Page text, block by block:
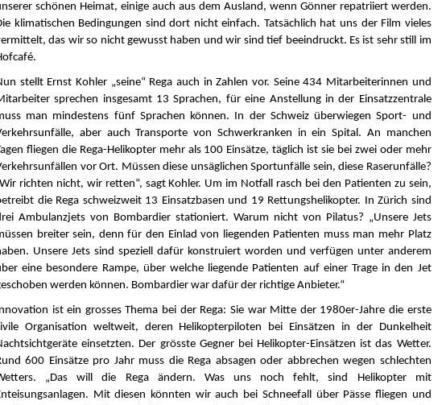
schönen Heimat, einige auch aus dem Ausland, wenn Gönner repatriiert werden.
klimatischen Bedingungen sind dort nicht einfach. Tatsächlich hat uns der Film vieles
das wir so nicht gewusst haben und wir sind tief beeindruckt. Es ist sehr still im
stellt Ernst Kohler „seine“ Rega auch in Zahlen vor. Seine 434 Mitarbeiterinnen und
sprechen insgesamt 13 Sprachen, für eine Anstellung in der Einsatzzentrale
man mindestens fünf Sprachen können. In der Schweiz überwiegen Sport- und
aber auch Transporte von Schwerkranken in ein Spital. An manchen
fliegen die Rega-Helikopter mehr als 100 Einsätze, täglich ist sie bei zwei oder mehr
vor Ort. Müssen diese unsäglichen Sportunfälle sein, diese Raserunfälle?
richten nicht, wir retten“, sagt Kohler. Um im Notfall rasch bei den Patienten zu sein,
die Rega schweizweit 13 Einsatzbasen und 19 Rettungshelikopter. In Zürich sind
Ambulanzjets von Bombardier stationiert. Warum nicht von Pilatus? „Unsere Jets
breiter sein, denn für den Einlad von liegenden Patienten muss man mehr Platz
Unsere Jets sind speziell dafür konstruiert worden und verfügen unter anderem
eine besondere Rampe, über welche liegende Patienten auf einer Trage in den Jet
werden können. Bombardier war dafür der richtige Anbieter.“
ist ein grosses Thema bei der Rega: Sie war Mitte der 1980er-Jahre die erste
Organisation weltweit, deren Helikopterpiloten bei Einsätzen in der Dunkelheit
einsetzten. Der grösste Gegner bei Helikopter-Einsätzen ist das Wetter.
600 Einsätze pro Jahr muss die Rega absagen oder abbrechen wegen schlechten
„Das will die Rega ändern. Was uns noch fehlt, sind Helikopter mit
Mit diesen könnten wir auch bei Schneefall über Pässe fliegen und